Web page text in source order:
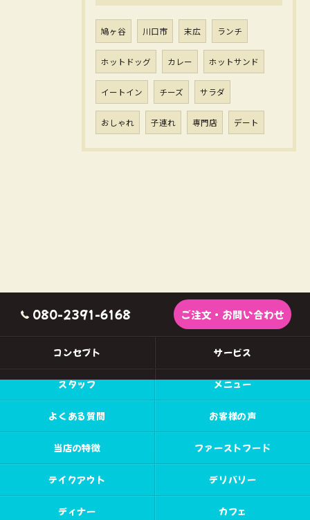
鳩ヶ谷 川口市 末広 ランチ
ホットドッグ カレー ホットサンド
イートイン チーズ サラダ
おしゃれ 子連れ 専門店 デート
080-2391-6168 ご注文・お問い合わせ
コンセプト サービス
スタッフ メニュー
よくある質問 お客様の声
当店の特徴 ファーストフード
テイクアウト デリバリー
ディナー カフェ